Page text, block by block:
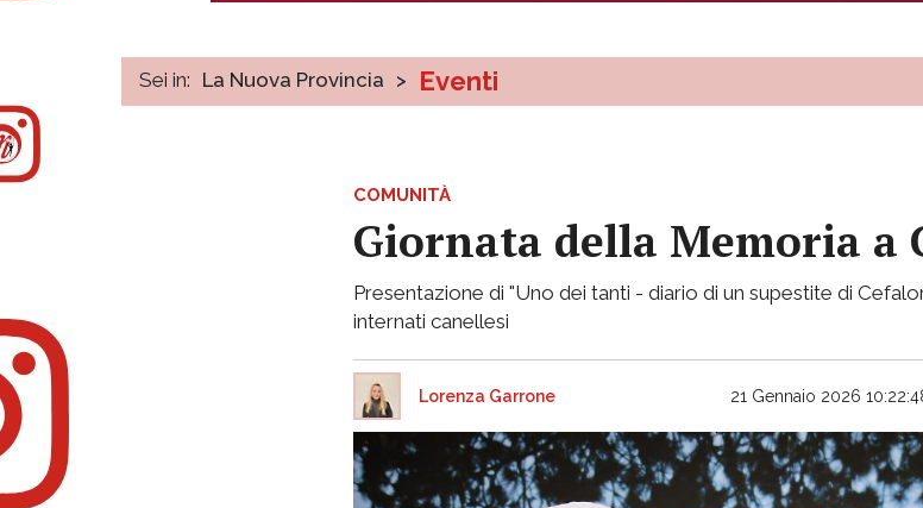
Sei in: La Nuova Provincia > Eventi
COMUNITÀ
Giornata della Memoria a
Presentazione di "Uno dei tanti - diario di un supestite di
internati canellesi
Lorenza Garrone 21 Gennaio 2026